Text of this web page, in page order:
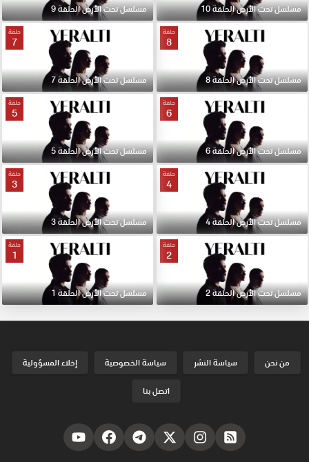
مسلسل تحت الأرض الحلقة 10 مسلسل تحت الأرض الحلقة 9
حلقة
8
مسلسل تحت الأرض الحلقة 8
حلقة
7
مسلسل تحت الأرض الحلقة 7
حلقة
6
مسلسل تحت الأرض الحلقة 6
حلقة
5
مسلسل تحت الأرض الحلقة 5
حلقة
4
مسلسل تحت الأرض الحلقة 4
حلقة
3
مسلسل تحت الأرض الحلقة 3
حلقة
2
مسلسل تحت الأرض الحلقة 2
حلقة
1
مسلسل تحت الأرض الحلقة 1
من نحن سياسة النشر سياسة الخصوصية
إخلاء المسؤولية
اتصل بنا